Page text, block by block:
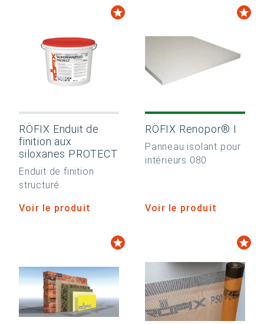
RÖFIX Enduit de
finition aux
siloxanes PROTECT
Enduit de finition
structuré
Voir le produit
RÖFIX Renopor® I
Panneau isolant pour
intérieurs 080
Voir le produit